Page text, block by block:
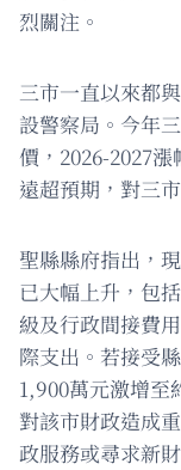
烈關注。
三市一直以來都
設警察局。今年
價，2026-2027
遠超預期，對三
聖縣縣府指出，
已大幅上升，包
級及行政間接費
際支出。若接受
1,900萬元激增至
對該市財政造成
政服務或尋求新